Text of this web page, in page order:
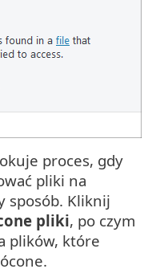
proces, gdy
pliki na
sposób. Kliknij
pliki, po czym
plików, które